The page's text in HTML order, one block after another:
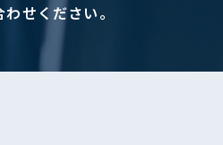
せください。